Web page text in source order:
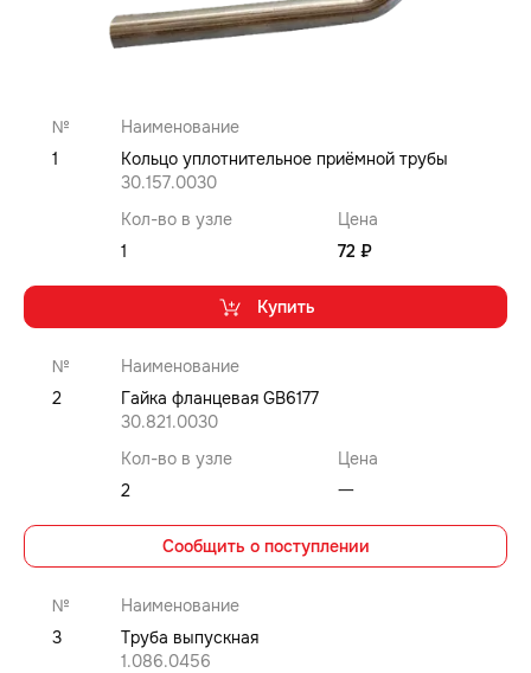
№
Наименование
1
Кольцо уплотнительное приёмной трубы
30.157.0030
Кол-во в узле
Цена
1
72 ₽
Купить
№
Наименование
2
Гайка фланцевая GB6177
30.821.0030
Кол-во в узле
Цена
2
⼀
Сообщить о поступлении
№
Наименование
3
Труба выпускная
1.086.0456